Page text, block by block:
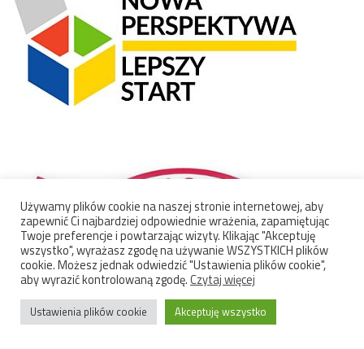
Używamy plików cookie na naszej stronie internetowej, aby
zapewnić Ci najbardziej odpowiednie wrażenia, zapamiętując
Twoje preferencje i powtarzając wizyty. Klikając "Akceptuję
wszystko", wyrażasz zgodę na używanie WSZYSTKICH plików
cookie. Możesz jednak odwiedzić "Ustawienia plików cookie",
aby wyrazić kontrolowaną zgodę.Czytaj więcej
Ustawienia plików cookie Akceptuję wszystko